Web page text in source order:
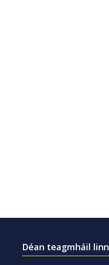
Déan teagmháil linn